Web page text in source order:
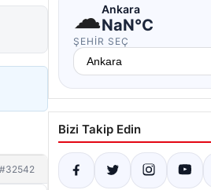
#32542
☁Ankara
NaN°C
ŞEHIR SEÇ
Bizi Takip Edin